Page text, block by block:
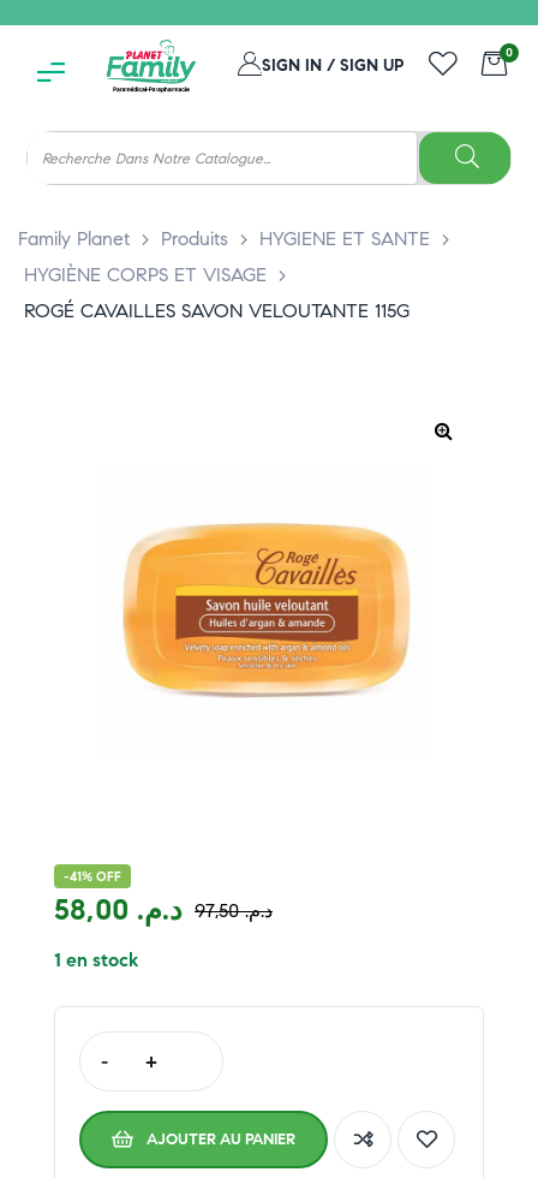
SIGN IN / SIGN UP
0
Family Planet > Produits > HYGIENE ET SANTE
>
HYGIÈNE CORPS ET VISAGE
>
ROGÉ CAVAILLES SAVON VELOUTANTE 115G
-41% OFF
د.م.97,50 د.م.
1 en stock
- +
AJOUTER AU PANIER